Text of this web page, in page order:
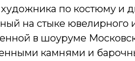
художника по костюму
на стыке ювелирного
в шоуруме
камнями и